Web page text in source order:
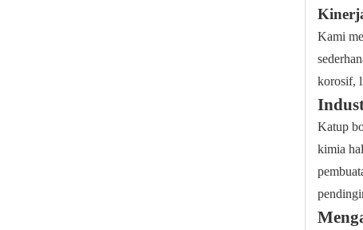
Kami
korosif,
Katup
kimia